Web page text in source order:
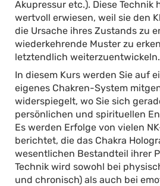
Akupressur etc.). Diese Technik
wertvoll erwiesen, weil sie den
die Ursache ihres Zustands zu
wiederkehrende Muster zu
letztendlich weiterzuentwickeln.
In diesem Kurs werden Sie auf
eigenes Chakren-System
widerspiegelt, wo Sie sich
persönlichen und spirituellen
Es werden Erfolge von vielen
berichtet, die das Chakra
wesentlichen Bestandteil ihrer
Technik wird sowohl bei
und chronisch) als auch bei